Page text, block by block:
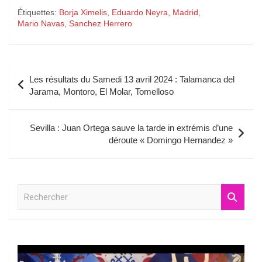
Étiquettes: Borja Ximelis, Eduardo Neyra, Madrid,
Mario Navas, Sanchez Herrero
de
l’article
Les résultats du Samedi 13 avril 2024 : Talamanca del
Jarama, Montoro, El Molar, Tomelloso
Sevilla : Juan Ortega sauve la tarde in extrémis d’une
déroute « Domingo Hernandez »
r